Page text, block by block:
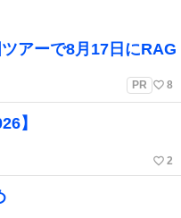
アーで8月17日にRAG
PR favorite_border 8
】
favorite_border 2